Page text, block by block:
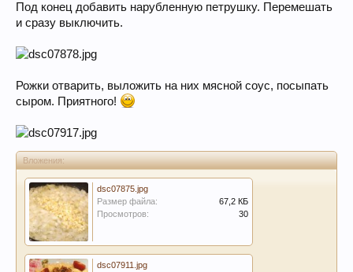
Под конец добавить нарубленную петрушку. Перемешать
и сразу выключить.
Рожки отварить, выложить на них мясной соус, посыпать
сыром. Приятного!
Вложения:
dsc07875.jpg
Размер файла:
67,2 КБ
Просмотров:
30
dsc07911.jpg